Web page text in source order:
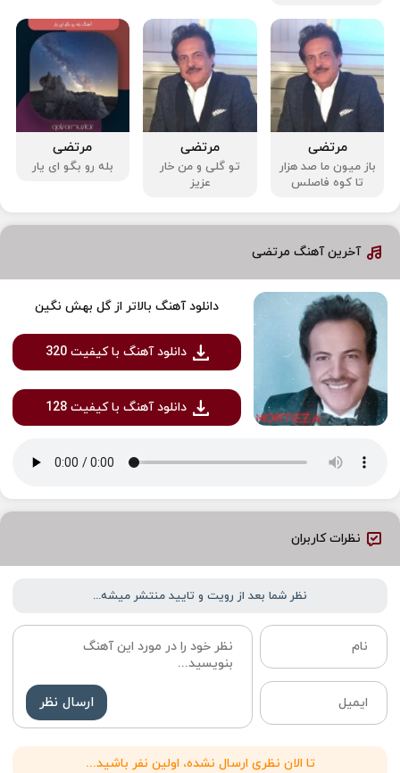
مرتضی
باز میون ما صد هزار
تا کوه فاصلس
مرتضی
تو گلی و من خار
عزیز
مرتضی
بله رو بگو ای یار
آخرین آهنگ مرتضی
دانلود آهنگ بالاتر از گل بهش نگین
دانلود آهنگ با کیفیت 320
دانلود آهنگ با کیفیت 128
نظرات کاربران
نظر شما بعد از رویت و تایید منتشر میشه...
ارسال نظر
تا الان نظری ارسال نشده، اولین نفر باشید...